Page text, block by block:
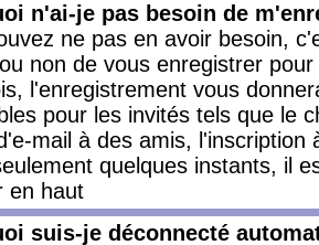
n'ai-je pas besoin de
ne pas en avoir besoin,
non de vous enregistrer
l'enregistrement vous
pour les invités tels que le
mail à des amis,
quelques instants, il
en haut
suis-je déconnecté